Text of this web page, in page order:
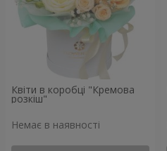
Квіти в коробці "Кремова
розкіш"
Немає в наявності